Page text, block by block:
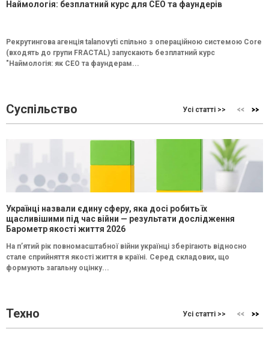
Наймологія: безплатний курс для CEO та фаундерів
Рекрутингова агенція talanovyti спільно з операційною системою Core
(входять до групи FRACTAL) запускають безплатний курс
"Наймологія: як СEO та фаундерам...
Суспільство Усі статті >>
Українці назвали єдину сферу, яка досі робить їх
щасливішими під час війни — результати дослідження
Барометр якості життя 2026
На п’ятий рік повномасштабної війни українці зберігають відносно
стале сприйняття якості життя в країні. Серед складових, що
формують загальну оцінку...
Техно Усі статті >>